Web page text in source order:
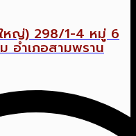
หญ่) 298/1-4 หมู่ 6
อำเภอสามพราน